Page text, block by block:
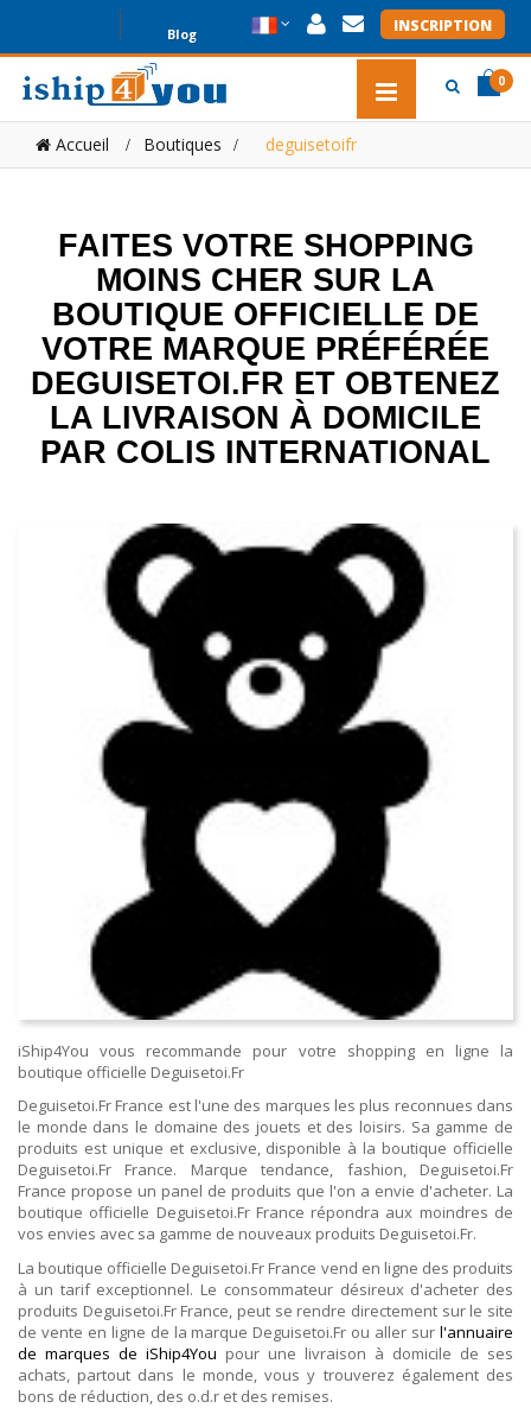
INSCRIPTION
Blog
0
Accueil Boutiques > deguisetoifr
FAITES VOTRE SHOPPING
MOINS CHER SUR LA
BOUTIQUE OFFICIELLE DE
VOTRE MARQUE PRÉFÉRÉE
DEGUISETOI.FR ET OBTENEZ
LA LIVRAISON À DOMICILE
PAR COLIS INTERNATIONAL
iShip4You vous recommande pour votre shopping en ligne la
boutique officielle Deguisetoi.Fr
Deguisetoi.Fr France est l'une des marques les plus reconnues dans
le monde dans le domaine des jouets et des loisirs. Sa gamme de
produits est unique et exclusive, disponible à la boutique officielle
Deguisetoi.Fr France. Marque tendance, fashion, Deguisetoi.Fr
France propose un panel de produits que l'on a envie d'acheter. La
boutique officielle Deguisetoi.Fr France répondra aux moindres de
vos envies avec sa gamme de nouveaux produits Deguisetoi.Fr.
La boutique officielle Deguisetoi.Fr France vend en ligne des produits
à un tarif exceptionnel. Le consommateur désireux d'acheter des
produits Deguisetoi.Fr France, peut se rendre directement sur le site
de vente en ligne de la marque Deguisetoi.Fr ou aller sur l'annuaire
de marques de iShip4You pour une livraison à domicile de ses
achats, partout dans le monde, vous y trouverez également des
bons de réduction, des o.d.r et des remises.